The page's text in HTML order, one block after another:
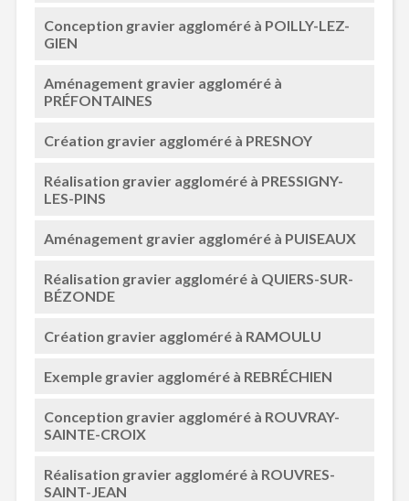
Conception gravier aggloméré à POILLY-LEZ-
GIEN
Aménagement gravier aggloméré à
PRÉFONTAINES
Création gravier aggloméré à PRESNOY
Réalisation gravier aggloméré à PRESSIGNY-
LES-PINS
Aménagement gravier aggloméré à PUISEAUX
Réalisation gravier aggloméré à QUIERS-SUR-
BÉZONDE
Création gravier aggloméré à RAMOULU
Exemple gravier aggloméré à REBRÉCHIEN
Conception gravier aggloméré à ROUVRAY-
SAINTE-CROIX
Réalisation gravier aggloméré à ROUVRES-
SAINT-JEAN